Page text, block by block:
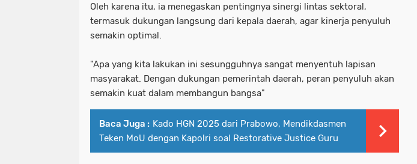
Oleh karena itu, ia menegaskan pentingnya sinergi lintas sektoral,
termasuk dukungan langsung dari kepala daerah, agar kinerja penyuluh
semakin optimal.
"Apa yang kita lakukan ini sesungguhnya sangat menyentuh lapisan
masyarakat. Dengan dukungan pemerintah daerah, peran penyuluh akan
semakin kuat dalam membangun bangsa"
Baca Juga : Kado HGN 2025 dari Prabowo, Mendikdasmen
Teken MoU dengan Kapolri soal Restorative Justice Guru